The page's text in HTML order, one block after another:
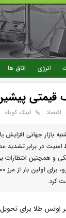
انرژی اتاق ها
اقتصاد لینک کوتاه
بازار جهانی
امنیت در برابر تشدید
و همچنین انتظارات
کرد.